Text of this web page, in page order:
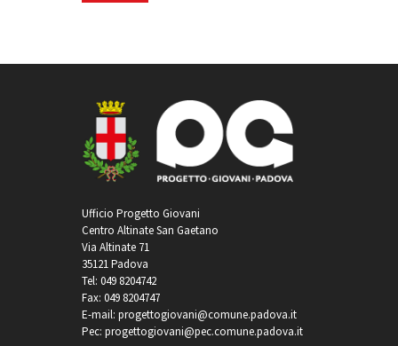
Ufficio Progetto Giovani
Centro Altinate San Gaetano
Via Altinate 71
35121 Padova
Tel: 049 8204742
Fax: 049 8204747
E-mail: progettogiovani@comune.padova.it
Pec: progettogiovani@pec.comune.padova.it